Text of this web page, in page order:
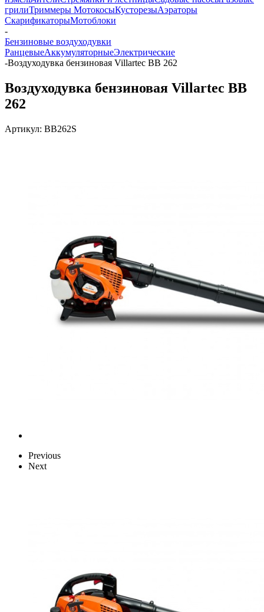
грилиТриммеры МотокосыКусторезыАэраторы
СкарификаторыМотоблоки
-
Бензиновые воздуходувки
РанцевыеАккумуляторныеЭлектрические
-Воздуходувка бензиновая Villartec BB 262
Воздуходувка бензиновая Villartec BB
262
Артикул: BB262S
Previous
Next